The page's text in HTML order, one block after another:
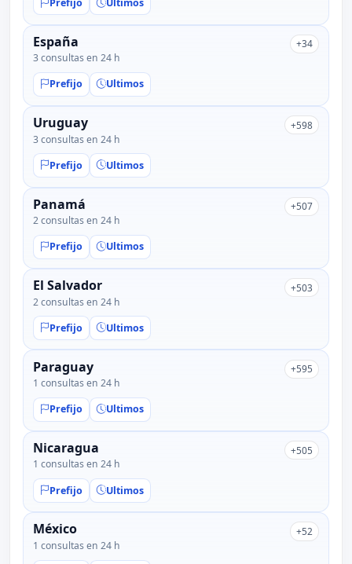
Prefijo Ultimos
España
3 consultas en 24 h
+34
Prefijo Ultimos
Uruguay
3 consultas en 24 h
+598
Prefijo Ultimos
Panamá
2 consultas en 24 h
+507
Prefijo Ultimos
El Salvador
2 consultas en 24 h
+503
Prefijo Ultimos
Paraguay
1 consultas en 24 h
+595
Prefijo Ultimos
Nicaragua
1 consultas en 24 h
+505
Prefijo Ultimos
México
1 consultas en 24 h
+52